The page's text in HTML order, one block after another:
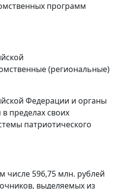
программ
(региональные)
Федерации и органы
пределах своих
патриотического
числе 596,75 млн. рублей
выделяемых из